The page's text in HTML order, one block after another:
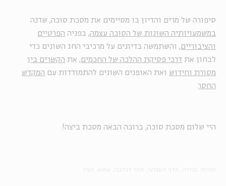
סיפורה של מרים והדיון בו מסיימים את מסכת סוכה, שדנה
במשמעויותיה השונות של הסוכה עצמה, בפניה הפרטיים
והציבוריים , והשתמשה בדיונים על מרכיבי החג השונים כדי
לבחון את דרכי פסיקת ההלכה של החכמים , את הקשרים בין
מסורת וחידוש ואת האופנים השונים להתמודדות עם המקדש
החסר.
היי שלום מסכת סוכה, ברוכה הבאה מסכת ביצה!